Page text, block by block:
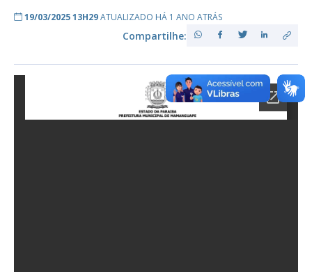
19/03/2025 13H29ATUALIZADO HÁ 1 ANO ATRÁS
Compartilhe: